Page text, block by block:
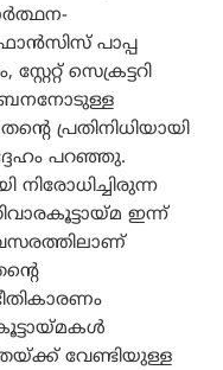
പാപ്പ
സെക്രട്ടറി
പ്രതിനിധിയായി
പറഞ്ഞു.
ഇന്ന്
വേണ്ടിയുള്ള